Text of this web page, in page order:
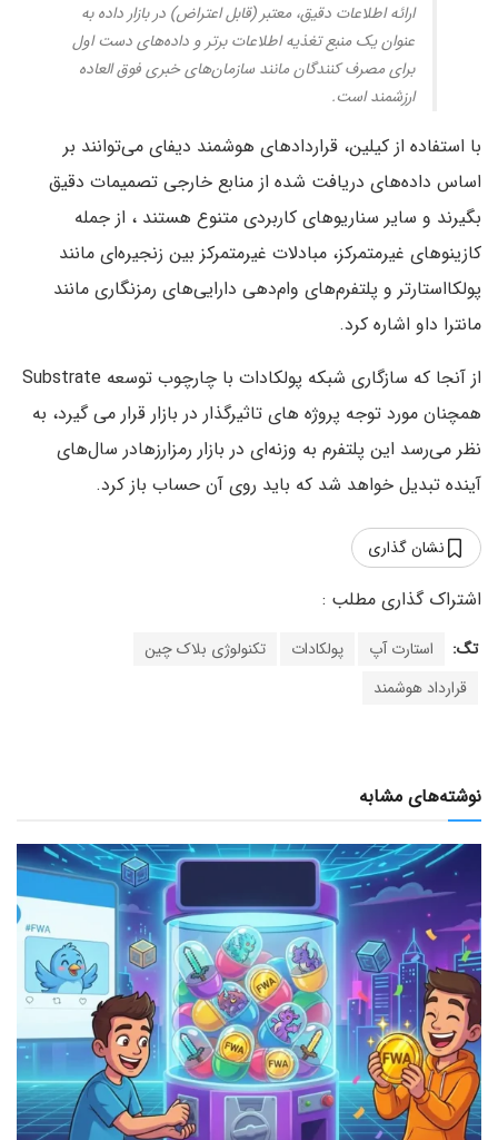
ارائه اطلاعات دقیق، معتبر (قابل اعتراض) در بازار داده به
عنوان یک منبع تغذیه اطلاعات برتر و داده‌های دست اول
برای مصرف کنندگان مانند سازمان‌های خبری فوق العاده
ارزشمند است.
با استفاده از کیلین، قراردادهای هوشمند دیفای می‌توانند بر
اساس داده‌های دریافت شده از منابع خارجی تصمیمات دقیق
بگیرند و سایر سناریوهای کاربردی متنوع هستند ، از جمله
کازینوهای غیرمتمرکز، مبادلات غیرمتمرکز بین زنجیره‌ای مانند
پولکااستارتر و پلتفرم‌های وام‌دهی دارایی‌های رمزنگاری مانند
مانترا داو اشاره کرد.
از آنجا که سازگاری شبکه پولکادات با چارچوب توسعه Substrate
همچنان مورد توجه پروژه های تاثیرگذار در بازار قرار می گیرد، به
نظر می‌رسد این پلتفرم به وزنه‌ای در بازار رمزارزهادر سال‌های
آینده تبدیل خواهد شد که باید روی آن حساب باز کرد.
نشان گذاری
تگ: استارت آپ پولکادات
تکنولوژی بلاک چین
قرارداد هوشمند
نوشته‌های مشابه